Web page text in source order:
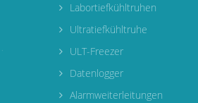
Labortiefkühltruhen
Ultratiefkühltruhe
ULT-Freezer
Datenlogger
Alarmweiterleitungen